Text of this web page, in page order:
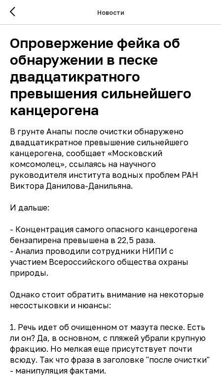
Новости
Опровержение фейка об
обнаружении в песке
двадцатикратного
превышения сильнейшего
канцерогена
В грунте Анапы после очистки обнаружено
двадцатикратное превышение сильнейшего
канцерогена, сообщает «Московский
комсомолец», ссылаясь на научного
руководителя института водных проблем РАН
Виктора Данилова-Данильяна.
И дальше:
- Концентрация самого опасного канцерогена
бензапирена превышена в 22,5 раза.
- Анализ проводили сотрудники НИПИ с
участием Всероссийского общества охраны
природы.
Однако стоит обратить внимание на некоторые
несостыковки и нюансы:
1. Речь идет об очищенном от мазута песке. Есть
ли он? Да, в основном, с пляжей убрали крупную
фракцию. Но мелкая еще присутствует почти
всюду. Так что фраза в заголовке "после очистки"
- манипуляция фактами.